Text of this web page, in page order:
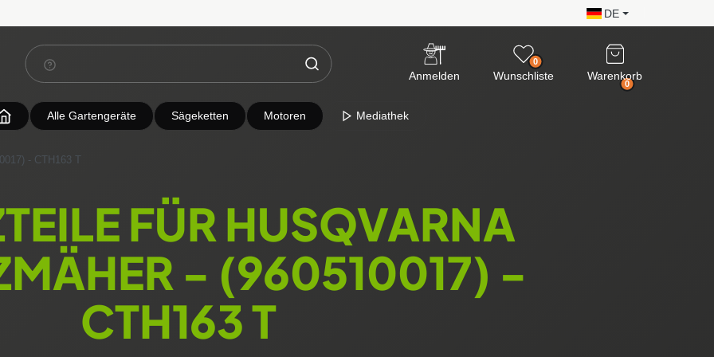
DE
Anmelden
0
Wunschliste
0
Warenkorb
Alle Gartengeräte Sägeketten Motoren Mediathek
- CTH163 T
FÜR HUSQVARNA
- (960510017) -
CTH163 T